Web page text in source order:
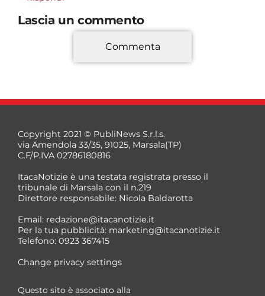
Lascia un commento
*
*
Commenta
Copyright 2021 © PubliNews S.r.l.s.
via Amendola 33/35, 91025, Marsala(TP)
C.F/P.IVA 02786180816
ItacaNotizie è una testata registrata presso il
tribunale di Marsala con il n.219
Direttore responsabile: Nicola Baldarotta
Email: redazione@itacanotizie.it
Per la tua pubblicità: marketing@itacanotizie.it
Telefono: 0923 367415
Change privacy settings
Questo sito è associato alla